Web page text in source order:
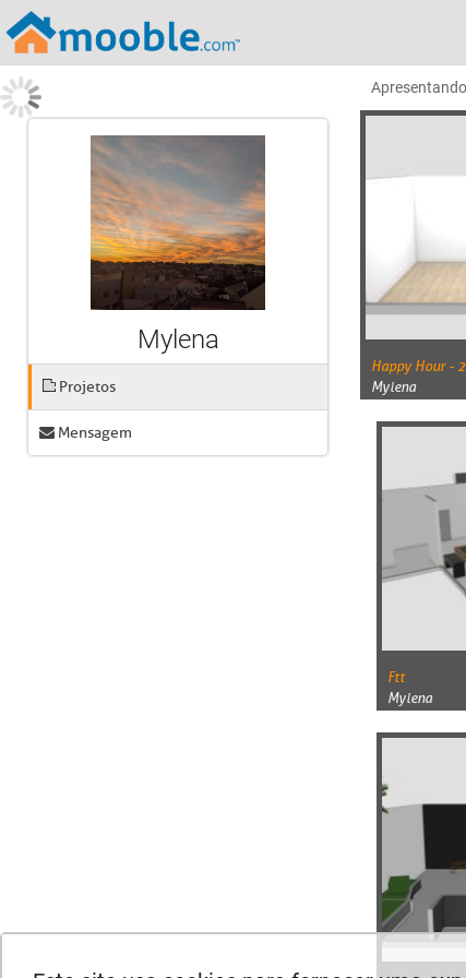
Mylena
Projetos
Mensagem
Apresentando
Happy Hour -
Mylena
Ftt
Mylena